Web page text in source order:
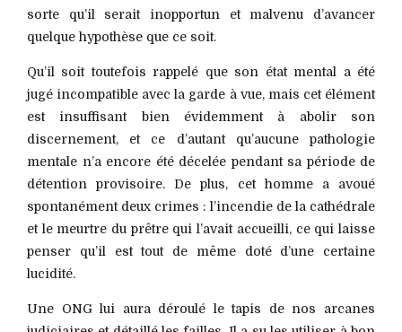
sorte qu’il serait inopportun et malvenu d’avancer
quelque hypothèse que ce soit.
Qu’il soit toutefois rappelé que son état mental a été
jugé incompatible avec la garde à vue, mais cet élément
est insuffisant bien évidemment à abolir son
discernement, et ce d’autant qu’aucune pathologie
mentale n’a encore été décelée pendant sa période de
détention provisoire. De plus, cet homme a avoué
spontanément deux crimes : l’incendie de la cathédrale
et le meurtre du prêtre qui l’avait accueilli, ce qui laisse
penser qu’il est tout de même doté d’une certaine
lucidité.
Une ONG lui aura déroulé le tapis de nos arcanes